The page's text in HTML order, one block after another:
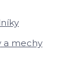
a mechy